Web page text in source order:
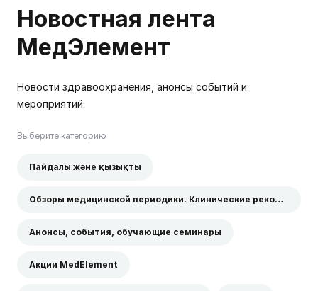
Новостная лента
МедЭлемент
Новости здравоохранения, анонсы событий и
мероприятий
Выберите категорию
Пайдалы және қызықты
Обзоры медицинской периодики. Клинические рекомендации
Анонсы, события, обучающие семинары
Акции MedElement